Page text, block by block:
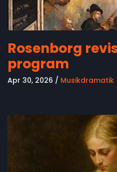
Rosenborg
program
Apr 30, 2026 Musikdramatik